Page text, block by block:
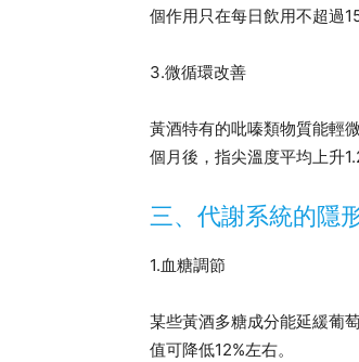
個作用只在每日飲用不超過
3.微循環改善
黃酒特有的吡嗪類物質能輕
個月後，指尖溫度平均上升
三、代謝系統的隱
1.血糖調節
某些黃酒多糖成分能延緩葡
值可降低12%左右。